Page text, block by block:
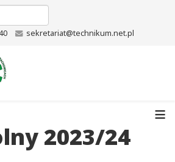
sekretariat@technikum.net.pl
≡
2023/24